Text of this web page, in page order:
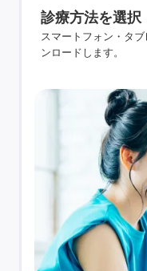
診療方法を選択
スマートフォン・タ
ンロードします。